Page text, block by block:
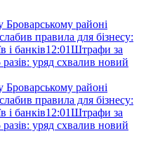
Броварському районі
правила для бізнесу:
і банків12:01Штрафи за
уряд схвалив новий
Броварському районі
правила для бізнесу:
і банків12:01Штрафи за
уряд схвалив новий